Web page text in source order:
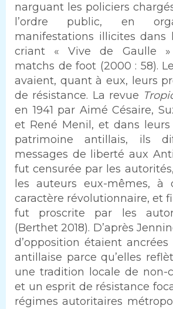
narguant les policiers
l’ordre public, en
manifestations illicites dans
criant « Vive de Gaulle
matchs de foot (2000 : 58).
avaient, quant à eux, leurs
de résistance. La revue
en 1941 par Aimé Césaire,
et René Menil, et dans
patrimoine antillais, ils
messages de liberté aux
fut censurée par les
les auteurs eux-mêmes, à
caractère révolutionnaire, et
fut proscrite par les
(Berthet 2018). D’après
d’opposition étaient ancrées
antillaise parce qu’elles
une tradition locale de non-
et un esprit de résistance
régimes autoritaires